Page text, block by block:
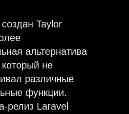
Taylor
альтернатива
не
различные
функции.
релиз Laravel